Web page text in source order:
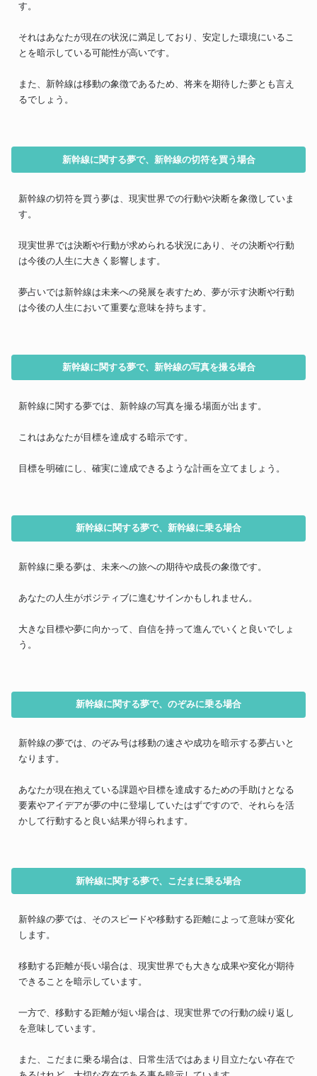
す。
それはあなたが現在の状況に満足しており、安定した環境にいるこ
とを暗示している可能性が高いです。
また、新幹線は移動の象徴であるため、将来を期待した夢とも言え
るでしょう。
新幹線に関する夢で、新幹線の切符を買う場合
新幹線の切符を買う夢は、現実世界での行動や決断を象徴していま
す。
現実世界では決断や行動が求められる状況にあり、その決断や行動
は今後の人生に大きく影響します。
夢占いでは新幹線は未来への発展を表すため、夢が示す決断や行動
は今後の人生において重要な意味を持ちます。
新幹線に関する夢で、新幹線の写真を撮る場合
新幹線に関する夢では、新幹線の写真を撮る場面が出ます。
これはあなたが目標を達成する暗示です。
目標を明確にし、確実に達成できるような計画を立てましょう。
新幹線に関する夢で、新幹線に乗る場合
新幹線に乗る夢は、未来への旅への期待や成長の象徴です。
あなたの人生がポジティブに進むサインかもしれません。
大きな目標や夢に向かって、自信を持って進んでいくと良いでしょ
う。
新幹線に関する夢で、のぞみに乗る場合
新幹線の夢では、のぞみ号は移動の速さや成功を暗示する夢占いと
なります。
あなたが現在抱えている課題や目標を達成するための手助けとなる
要素やアイデアが夢の中に登場していたはずですので、それらを活
かして行動すると良い結果が得られます。
新幹線に関する夢で、こだまに乗る場合
新幹線の夢では、そのスピードや移動する距離によって意味が変化
します。
移動する距離が長い場合は、現実世界でも大きな成果や変化が期待
できることを暗示しています。
一方で、移動する距離が短い場合は、現実世界での行動の繰り返し
を意味しています。
また、こだまに乗る場合は、日常生活ではあまり目立たない存在で